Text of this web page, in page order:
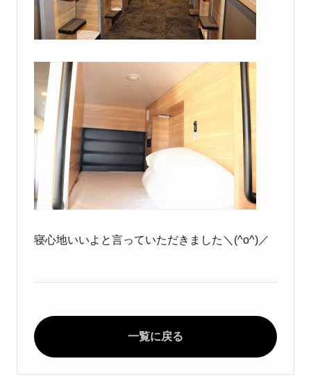
寝心地いいよと言っていただきました＼(^o^)／
一覧に戻る